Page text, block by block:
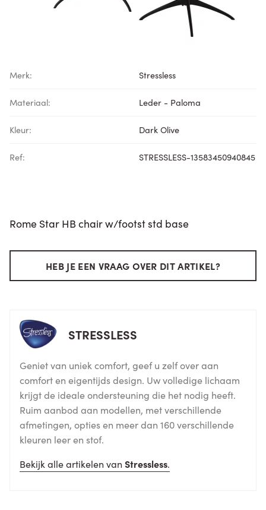
Merk: Stressless
Materiaal: Leder - Paloma
Kleur: Dark Olive
Ref: STRESSLESS-13583450940845
Rome Star HB chair w/footst std base
HEB JE EEN VRAAG OVER DIT ARTIKEL?
STRESSLESS
Geniet van uniek comfort, geef u zelf over aan
comfort en eigentijds design. Uw volledige lichaam
krijgt de ideale ondersteuning die het nodig heeft.
Ruim aanbod aan modellen, met verschillende
afmetingen, opties en meer dan 160 verschillende
kleuren leer en stof.
Bekijk alle artikelen van Stressless.